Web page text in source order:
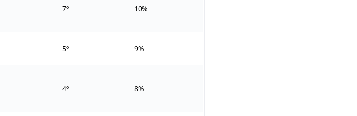
7º 10%
5º 9%
4º 8%